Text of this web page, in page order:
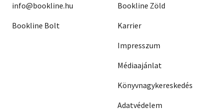
info@bookline.hu
Bookline Bolt
Bookline Zöld
Karrier
Impresszum
Médiaajánlat
Könyvnagykereskedés
Adatvédelem